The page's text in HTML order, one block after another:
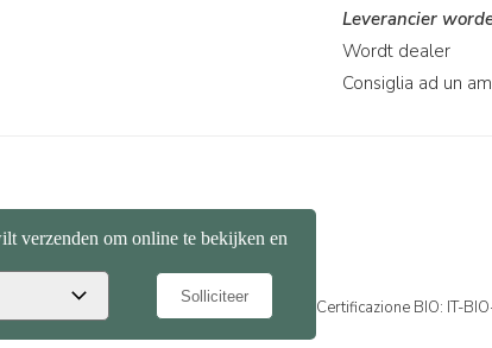
Leverancier
Wordt dealer
Consiglia ad un
| +39 351 865 9444 | P.I. IT04913730232 | Certificazione BIO: IT-